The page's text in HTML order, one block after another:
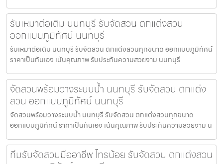
รับเหมาต่อเติม นนทบุรี รับจัดสวน ตกแต่งสวน
ออกแบบภูมิทัศน์ นนทบุรี
รับเหมาต่อเติม นนทบุรี รับจัดสวน ตกแต่งสวนทุกขนาด ออกแบบภูมิทัศน์
ราคาเป็นกันเอง เน้นคุณภาพ รับประกันความสวยงาม นนทบุรี
จัดสวนพร้อมวางระบบน้ำ นนทบุรี รับจัดสวน ตกแต่ง
สวน ออกแบบภูมิทัศน์ นนทบุรี
จัดสวนพร้อมวางระบบน้ำ นนทบุรี รับจัดสวน ตกแต่งสวนทุกขนาด
ออกแบบภูมิทัศน์ ราคาเป็นกันเอง เน้นคุณภาพ รับประกันความสวยงาม น
ทีมรับจัดสวนมืออาชีพ ไทรน้อย รับจัดสวน ตกแต่งสวน